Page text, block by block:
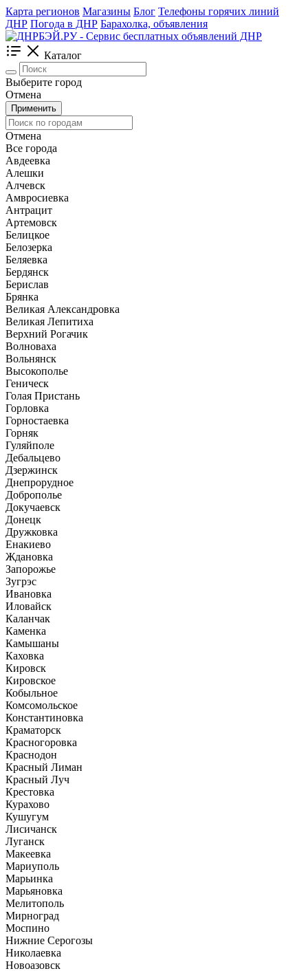
Карта регионов Магазины Блог Телефоны горячих линий
ДНР Погода в ДНР Барахолка, объявления
Каталог
Выберите город
Отмена
Применить
Отмена
Все города
Авдеевка
Алешки
Алчевск
Амвросиевка
Антрацит
Артемовск
Белицкое
Белозерка
Беляевка
Бердянск
Берислав
Брянка
Великая Александровка
Великая Лепитиха
Верхний Рогачик
Волноваха
Вольнянск
Высокополье
Геническ
Голая Пристань
Горловка
Горностаевка
Горняк
Гуляйполе
Дебальцево
Дзержинск
Днепрорудное
Доброполье
Докучаевск
Донецк
Дружковка
Енакиево
Ждановка
Запорожье
Зугрэс
Ивановка
Иловайск
Каланчак
Каменка
Камышаны
Каховка
Кировск
Кировское
Кобыльное
Комсомольское
Константиновка
Краматорск
Красногоровка
Краснодон
Красный Лиман
Красный Луч
Крестовка
Курахово
Кушугум
Лисичанск
Луганск
Макеевка
Мариуполь
Марьинка
Марьяновка
Мелитополь
Мирноград
Моспино
Нижние Серогозы
Николаевка
Новоазовск